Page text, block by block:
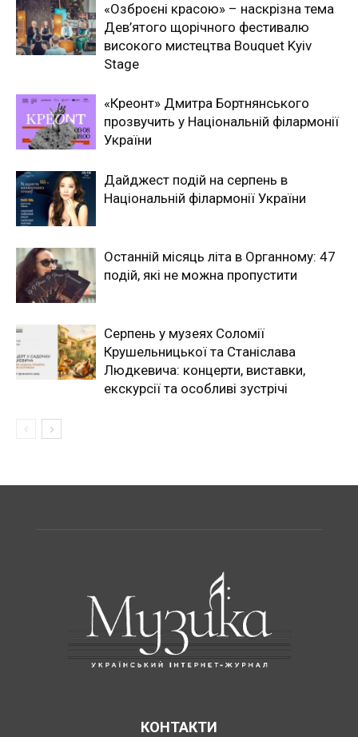
«Озброєні красою» – наскрізна тема
Дев’ятого щорічного фестивалю
високого мистецтва Bouquet Kyiv
Stage
«Креонт» Дмитра Бортнянського
прозвучить у Національній філармонії
України
Дайджест подій на серпень в
Національній філармонії України
Останній місяць літа в Органному: 47
подій, які не можна пропустити
Серпень у музеях Соломії
Крушельницької та Станіслава
Людкевича: концерти, виставки,
екскурсії та особливі зустрічі
КОНТАКТИ